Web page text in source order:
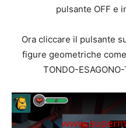
pulsante OFF e
Ora cliccare il pulsante
figure geometriche
TONDO-